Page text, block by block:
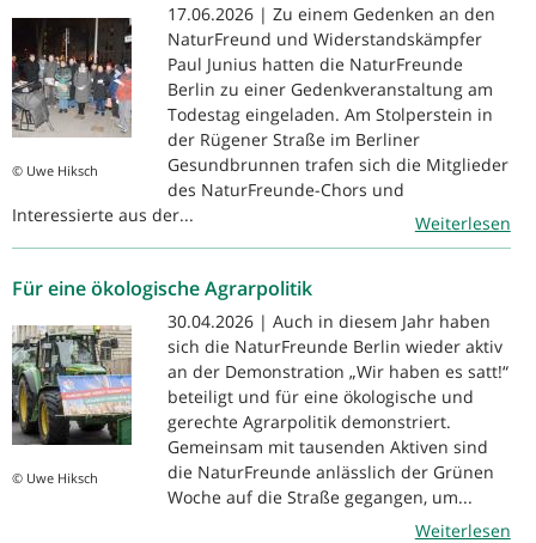
© Uwe Hiksch
17.06.2026 | Zu einem Gedenken an den
NaturFreund und Widerstandskämpfer
Paul Junius hatten die NaturFreunde
Berlin zu einer Gedenkveranstaltung am
Todestag eingeladen. Am Stolperstein in
der Rügener Straße im Berliner
Gesundbrunnen trafen sich die Mitglieder
des NaturFreunde-Chors und
Interessierte aus der...
Weiterlesen
Für eine ökologische Agrarpolitik
© Uwe Hiksch
30.04.2026 | Auch in diesem Jahr haben
sich die NaturFreunde Berlin wieder aktiv
an der Demonstration „Wir haben es satt!“
beteiligt und für eine ökologische und
gerechte Agrarpolitik demonstriert.
Gemeinsam mit tausenden Aktiven sind
die NaturFreunde anlässlich der Grünen
Woche auf die Straße gegangen, um...
Weiterlesen